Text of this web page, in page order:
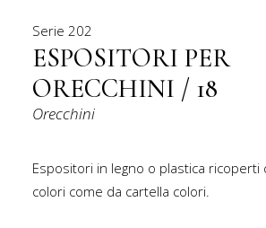
contatti
outlet
Serie 202
ESPOSITORI PER
ORECCHINI / 18
Orecchini
Espositori in legno o plastica ricoperti
colori come da cartella colori.